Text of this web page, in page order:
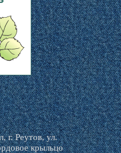
г. Реутов, ул.
крыльцо